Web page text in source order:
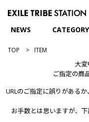
NEWS CATEGORY
TOP ITEM
大変
ご指定の商
URLのご指定に誤りがある
お手数とは思いますが、